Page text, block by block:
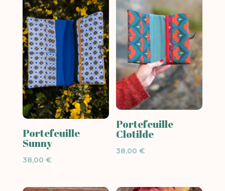
Portefeuille
Sunny
38,00 €
Portefeuille
Clotilde
38,00€